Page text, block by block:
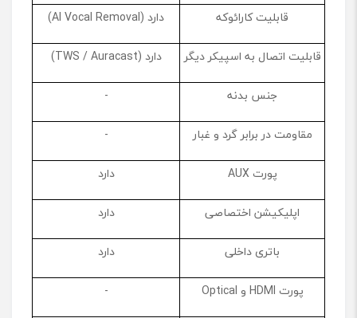
قابلیت کارائوکه
دارد (AI Vocal Removal)
قابلیت اتصال به اسپیکر دیگر
دارد (TWS / Auracast)
جنس بدنه
-
مقاومت در برابر گرد و غبار
-
پورت AUX
دارد
اپلیکیشن اختصاصی
دارد
باتری داخلی
دارد
پورت HDMI و Optical
-